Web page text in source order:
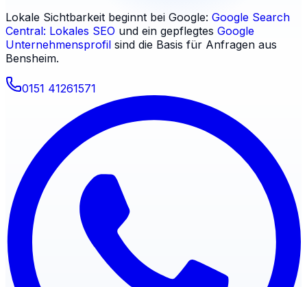
Lokale Sichtbarkeit beginnt bei Google: Google Search
Central: Lokales SEO und ein gepflegtes Google
Unternehmensprofil sind die Basis für Anfragen aus
Bensheim.
0151 41261571